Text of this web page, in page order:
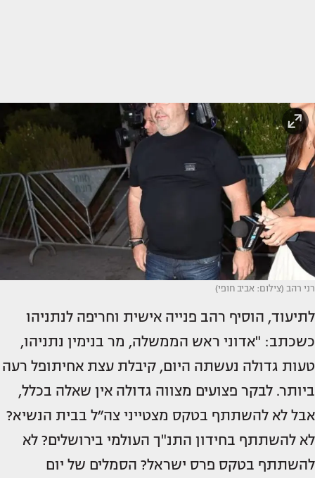
רני רהב (צילום: אביב חופי)
לתיעוד, הוסיף רהב פנייה אישית וחריפה לנתניהו
כשכתב: "אדוני ראש הממשלה, מר בנימין נתניהו,
טעות גדולה נעשתה היום, קיבלת עצת אחיתופל רעה
ביותר. לבקר פצועים מצווה גדולה אין שאלה בכלל,
אבל לא להשתתף בטקס מצטייני צה״ל בבית הנשיא?
לא להשתתף בחידון התנ"ך העולמי בירושלים? לא
להשתתף בטקס פרס ישראל? הסמלים של יום